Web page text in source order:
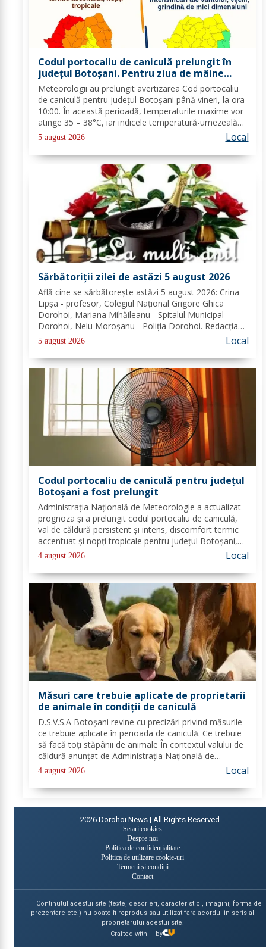
Codul portocaliu de caniculă prelungit în
județul Botoșani. Pentru ziua de mâine
sunt prognozate și furtuni
Meteorologii au prelungit avertizarea Cod portocaliu
de caniculă pentru județul Botoșani până vineri, la ora
10:00. În această perioadă, temperaturile maxime vor
atinge 35 – 38°C, iar indicele temperatură-umezeală
va depăși pragul critic de 80 de unități. Nopțile vor
rămâne tropicale, cu minime...
5 august 2026 Local
Sărbătoriții zilei de astăzi 5 august 2026
Află cine se sărbătoreşte astăzi 5 august 2026: Crina
Lipșa - profesor, Colegiul Național Grigore Ghica
Dorohoi, Mariana Mihăileanu - Spitalul Municipal
Dorohoi, Nelu Moroșanu - Poliția Dorohoi. Redacția
Dorohoi News urează tuturor La mulți ani!
Completează lista sărbătoriților din Dorohoi, la...
5 august 2026 Local
Codul portocaliu de caniculă pentru județul
Botoșani a fost prelungit
Administrația Națională de Meteorologie a actualizat
prognoza și a prelungit codul portocaliu de caniculă,
val de căldură persistent și intens, discomfort termic
accentuat și nopți tropicale pentru județul Botoșani,
până joi, la ora 10:00. Temperaturile maxime vor fi
cuprinse între 35 și 39 de...
4 august 2026 Local
Măsuri care trebuie aplicate de proprietarii
de animale în condiții de caniculă
D.S.V.S.A Botoșani revine cu precizări privind măsurile
ce trebuie aplicate în perioada de caniculă. Ce trebuie
să facă toți stăpânii de animale În contextul valului de
căldură anunțat de Administrația Națională de
Meteorologie, Direcția Sanitară Veterinară și pentru
Siguranța Alimentelor Botoșani...
4 august 2026 Local
2026 Dorohoi News | All Rights Reserved
Setari cookies
Despre noi
Politica de confidențialitate
Politica de utilizare cookie-uri
Termeni și condiții
Contact
Continutul acestui site (texte, descrieri, caracteristici, imagini, forma de
prezentare etc.) nu poate fi reprodus sau utilizat fara acordul in scris al
proprietarului acestui site.
Crafted with
by